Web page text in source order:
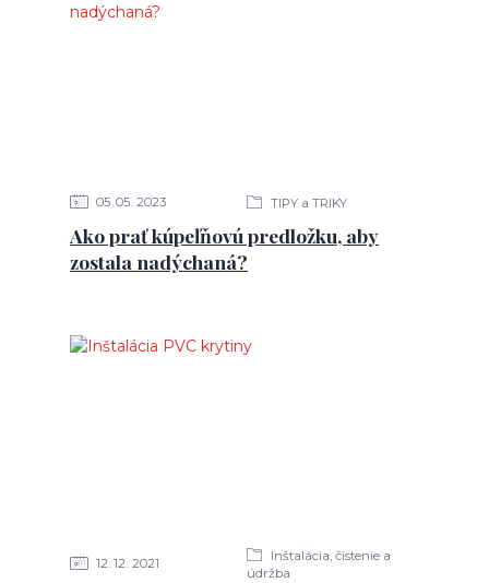
05 05 2023 TIPY a TRIKY
Ako prať kúpeľňovú predložku, aby
zostala nadýchaná?
12 12 2021
Inštalácia, čistenie a
údržba